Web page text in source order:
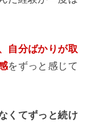
自分ばかりが取
をずっと感じて
くてずっと続け